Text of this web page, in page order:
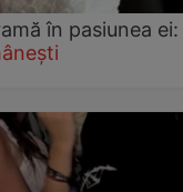
în pasiunea ei: